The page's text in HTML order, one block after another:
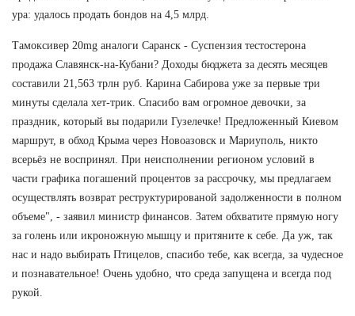
ура: удалось продать бондов на 4,5 млрд.
Тамоксивер 20mg аналоги Саранск - Суспензия тестостерона
продажа Славянск-на-Кубани? Доходы бюджета за десять месяцев
составили 21,563 трлн руб. Карина Сабирова уже за первые три
минуты сделала хет-трик. Спасибо вам огромное девочки, за
праздник, который вы подарили Гузелечке! Предложенный Киевом
маршрут, в обход Крыма через Новоазовск и Мариуполь, никто
всерьёз не воспринял. При неисполнении регионом условий в
части графика погашений процентов за рассрочку, мы предлагаем
осуществлять возврат реструктурированой задолженности в полном
объеме", - заявил министр финансов. Затем обхватите прямую ногу
за голень или икроножную мышцу и притяните к себе. Да уж, так
нас и надо выбирать Птицелов, спасибо тебе, как всегда, за чудесное
и познавательное! Очень удобно, что среда запущена и всегда под
рукой.